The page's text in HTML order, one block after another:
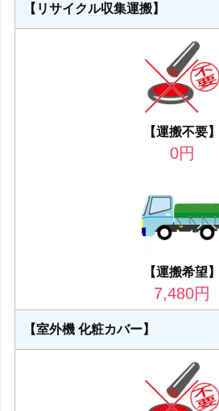
【リサイクル収集運搬】
【運搬不要】
0円
【運搬希望】
7,480円
【室外機 化粧カバー】